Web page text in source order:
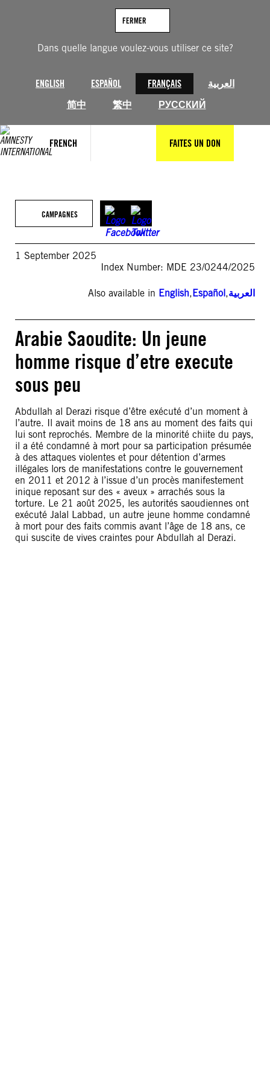
Dans quelle langue voulez-vous utiliser ce site?
ENGLISH ESPAÑOL FRANÇAIS
العربية
简中
繁中 РУССКИЙ
FERMER
FRENCH FAITES UN DON
CAMPAGNES
1 September 2025
Index Number: MDE 23/0244/2025
Also available in English,Español,العربية
Arabie Saoudite: Un jeune
homme risque d’etre execute
sous peu
Abdullah al Derazi risque d’être exécuté d’un moment à
l’autre. Il avait moins de 18 ans au moment des faits qui
lui sont reprochés. Membre de la minorité chiite du pays,
il a été condamné à mort pour sa participation présumée
à des attaques violentes et pour détention d’armes
illégales lors de manifestations contre le gouvernement
en 2011 et 2012 à l’issue d’un procès manifestement
inique reposant sur des « aveux » arrachés sous la
torture. Le 21 août 2025, les autorités saoudiennes ont
exécuté Jalal Labbad, un autre jeune homme condamné
à mort pour des faits commis avant l’âge de 18 ans, ce
qui suscite de vives craintes pour Abdullah al Derazi.